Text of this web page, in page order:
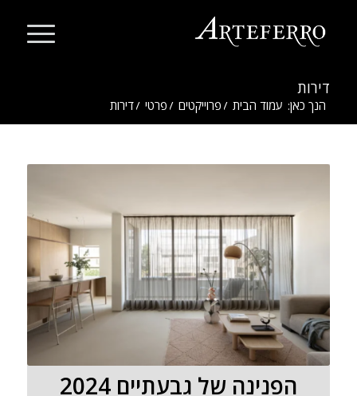
דירות
הנך כאן: עמוד הבית / פרוייקטים / פרטי /דירות
הפנינה של גבעתיים 2024